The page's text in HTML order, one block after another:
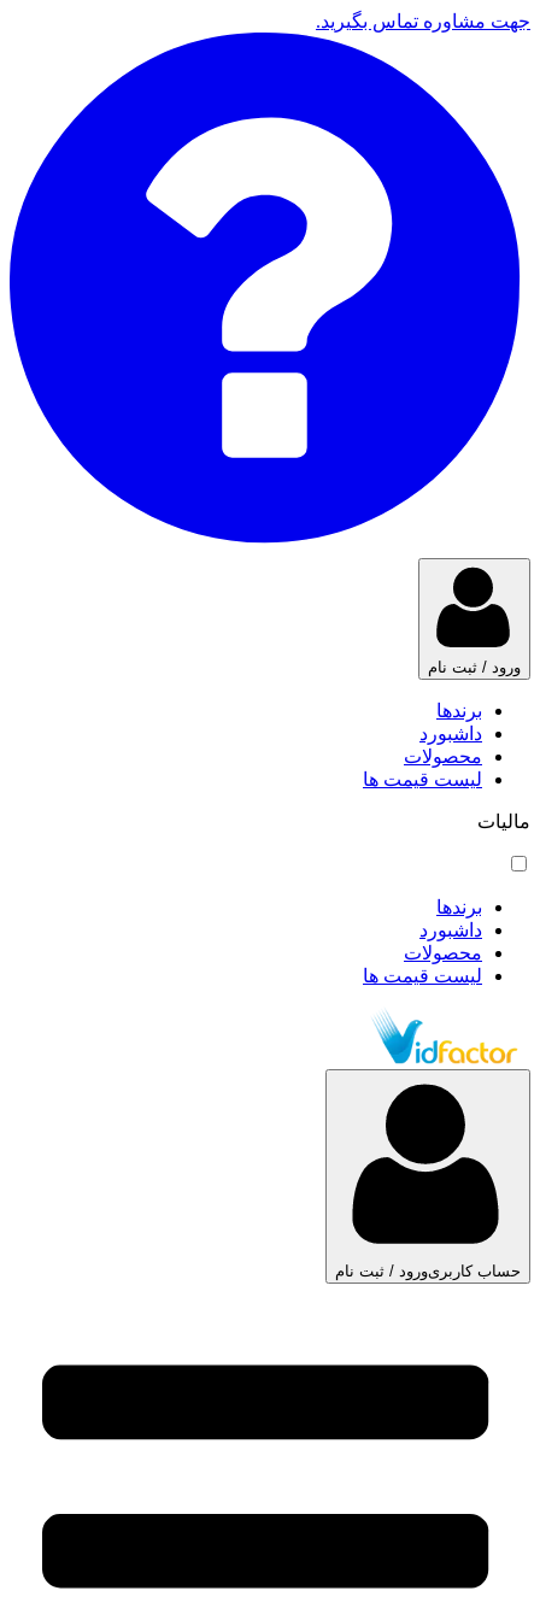
جهت مشاوره تماس بگیرید.
ورود / ثبت نام
برندها
داشبورد
محصولات
لیست قیمت ها
مالیات
برندها
داشبورد
محصولات
لیست قیمت ها
حساب کاربریورود / ثبت نام